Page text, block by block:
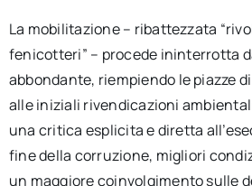
La mobilitazione – ribattezzata
fenicotteri” – procede ininterrotta
abbondante, riempiendo le piazze
alle iniziali rivendicazioni
una critica esplicita e diretta
fine della corruzione, migliori
un maggiore coinvolgimento sulle